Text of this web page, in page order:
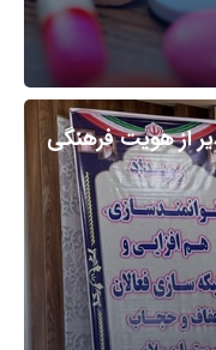
از هویت فرهنگی